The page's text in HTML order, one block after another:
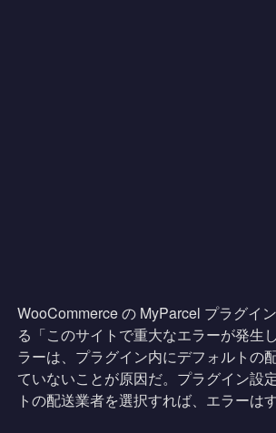
WooCommerce の MyParcel プラグイ
る「このサイトで重大なエラーが発生
ラーは、プラグイン内にデフォルトの
ていないことが原因だ。プラグイン設
トの配送業者を選択すれば、エラーは